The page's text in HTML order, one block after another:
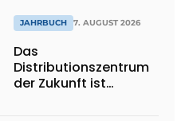
JAHRBUCH 7. AUGUST 2026
Das
Distributionszentrum
der Zukunft ist